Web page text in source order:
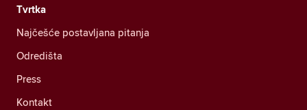
Tvrtka
Najčešće postavljana pitanja
Odredišta
Press
Kontakt